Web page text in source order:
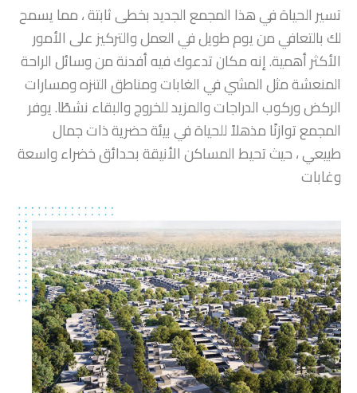
تسير الحياة في هذا المجمع الجديد بخطى ثابتة ، مما يسمح
لك بالتعافي من يوم طويل في العمل والتركيز على الأمور
الأكثر أهمية. إنه مكان تدعوك فيه أفدنة من وسائل الراحة
المنعشة مثل المشي في الغابات ومناطق التنزه ومسارات
الركض وركوب الدراجات والمزيد للخروج والبقاء نشطًا. يوفر
المجمع توازنًا مذهلاً للحياة في بيئة حضرية ذات جمال
طبيعي ، حيث تحيط المساكن الأنيقة بحدائق خضراء واسعة
وغابات